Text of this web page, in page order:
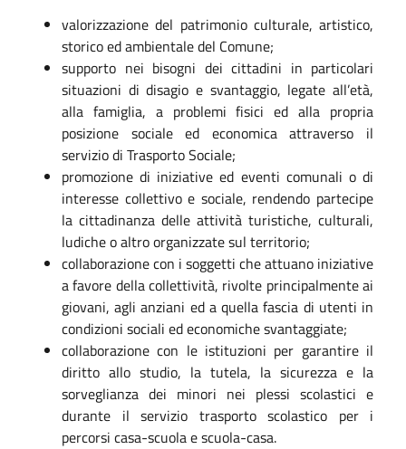
valorizzazione del patrimonio culturale, artistico,
storico ed ambientale del Comune;
supporto nei bisogni dei cittadini in particolari
situazioni di disagio e svantaggio, legate all’età,
alla famiglia, a problemi fisici ed alla propria
posizione sociale ed economica attraverso il
servizio di Trasporto Sociale;
promozione di iniziative ed eventi comunali o di
interesse collettivo e sociale, rendendo partecipe
la cittadinanza delle attività turistiche, culturali,
ludiche o altro organizzate sul territorio;
collaborazione con i soggetti che attuano iniziative
a favore della collettività, rivolte principalmente ai
giovani, agli anziani ed a quella fascia di utenti in
condizioni sociali ed economiche svantaggiate;
collaborazione con le istituzioni per garantire il
diritto allo studio, la tutela, la sicurezza e la
sorveglianza dei minori nei plessi scolastici e
durante il servizio trasporto scolastico per i
percorsi casa-scuola e scuola-casa.